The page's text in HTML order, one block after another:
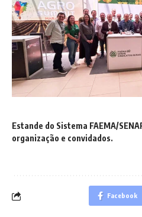
Estande do Sistema FAEMA/
organização e convidados.
Facebook